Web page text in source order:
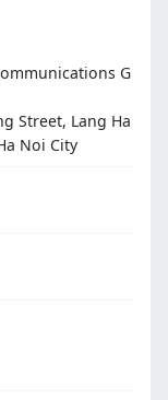
G
Street, Lang Ha
Noi City